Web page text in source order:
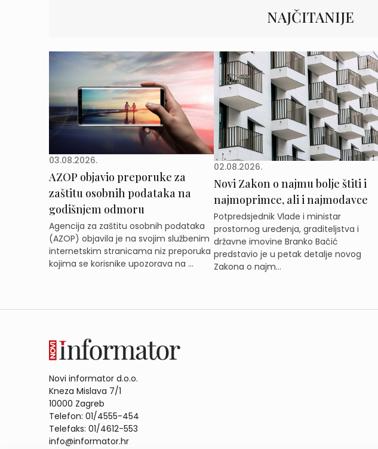
NAJČITANIJE
03.08.2026.
AZOP objavio preporuke za
zaštitu osobnih podataka na
godišnjem odmoru
Agencija za zaštitu osobnih podataka
(AZOP) objavila je na svojim službenim
internetskim stranicama niz preporuka
kojima se korisnike upozorava na ...
02.08.2026.
Novi Zakon o najmu bolje štiti i
najmoprimce, ali i najmodavce
Potpredsjednik Vlade i ministar
prostornog uređenja, graditeljstva i
državne imovine Branko Bačić
predstavio je u petak detalje novog
Zakona o najm...
Novi informator d.o.o.
Kneza Mislava 7/1
10000 Zagreb
Telefon: 01/4555-454
Telefaks: 01/4612-553
info@informator.hr